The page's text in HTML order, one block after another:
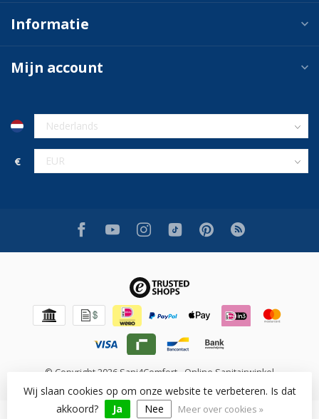
Informatie
Mijn account
€
© Copyright 2026 Sani4Comfort - Online Sanitairwinkel
Beoordeling op [review_system] voor [shop_name]: [rating]/10
Wij slaan cookies op om onze website te verbeteren. Is dat
akkoord?
Ja Nee Meer over cookies »